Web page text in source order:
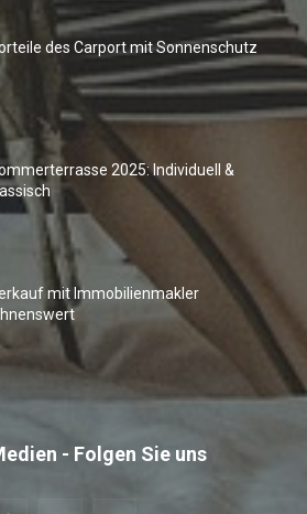
des Carport mit Sonnenschutz
2025: Individuell &
mit Immobilienmakler
- Folgen Sie uns